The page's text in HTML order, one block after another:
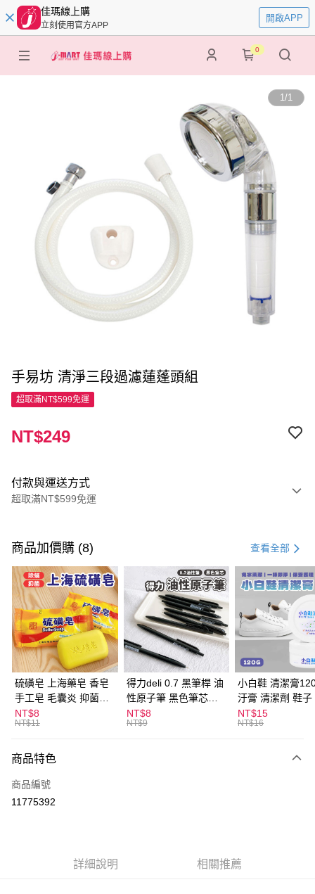
佳瑪線上購
立刻使用官方APP
開啟APP
0
1/1
手易坊 清淨三段過濾蓮蓬頭組
超取滿NT$599免運
NT$249
付款與運送方式
超取滿NT$599免運
信用卡一次付款
超商取貨付款
LINE Pay
Apple Pay
街口支付
悠遊付
ATM付款
全家取貨付款
每筆NT$60，滿NT$599(含以上)免運費
付款後全家取貨
每筆NT$60，滿NT$599(含以上)免運費
商品加價購 (8) 查看全部
硫磺皂 上海藥皂 香皂
手工皂 毛囊炎 抑菌除
蟎 清潔護膚 去油去痘
寵物皮膚病 狗狗貓咪
NT$8
NT$11
得力deli 0.7 黑筆桿 油
性原子筆 黑色筆芯
S304
NT$8
NT$9
小白鞋 清潔膏
汙膏 清潔劑 鞋子
漬 白皮鞋 鞋油
NT$15
NT$16
商品特色
商品編號
11775392
詳細說明 相關推薦